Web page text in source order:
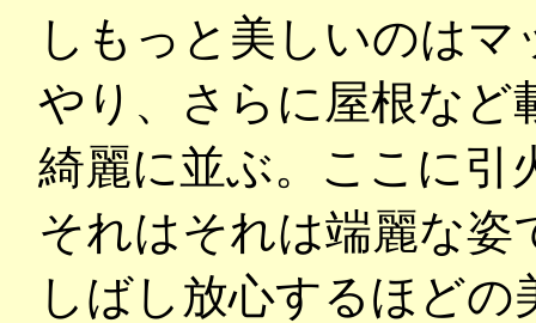
しもっと美しいのは
やり、さらに屋根など
綺麗に並ぶ。ここに引
それはそれは端麗な姿
しばし放心するほど